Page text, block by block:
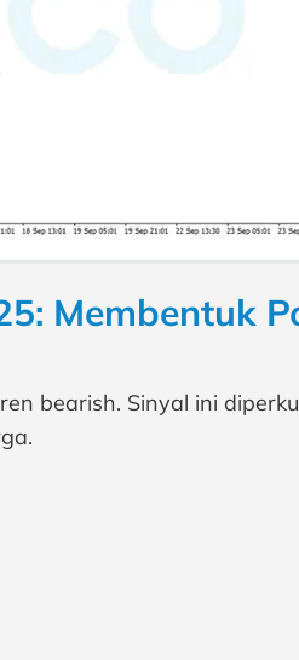
Membentuk
bearish. Sinyal ini